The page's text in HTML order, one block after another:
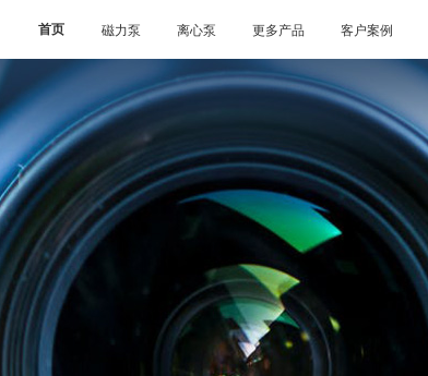
首页 磁力泵 离心泵 更多产品 客户案例